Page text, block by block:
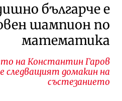
българче е
шампион по
математика
на Константин Гаров
следващият домакин на
състезанието